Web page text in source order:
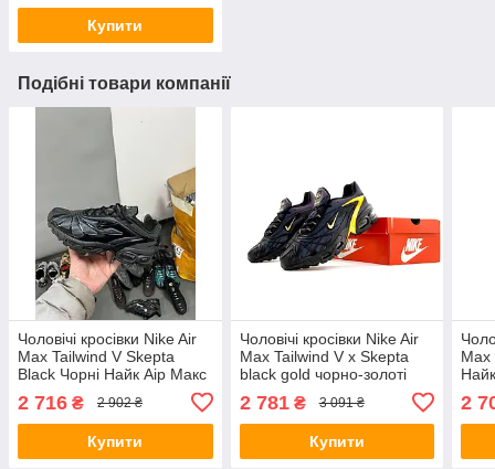
Купити
Подібні товари компанії
Чоловічі кросівки Nike Air
Max Tailwind V Skepta
Black Чорні Найк Аір Макс
Таілвінд Скепта текстиль
демісезон
2 716 ₴ 2 902 ₴
Купити
Чоловічі кросівки Nike Air
Max Tailwind V x Skepta
black gold чорно-золоті
Тейлвінд Скептa текстиль
демісезон
2 781₴ 3 091 ₴
Купити
Max
2